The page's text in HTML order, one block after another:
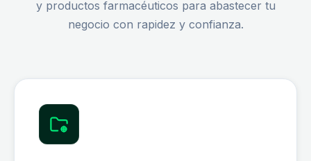
y productos farmacéuticos para abastecer tu
negocio con rapidez y confianza.